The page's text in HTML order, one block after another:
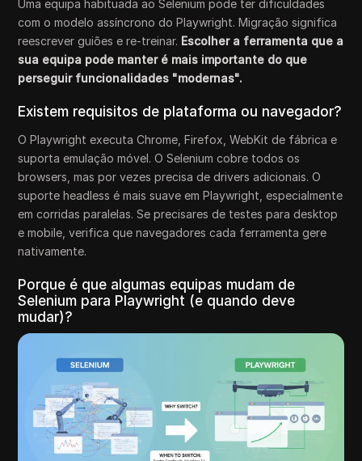
Uma equipa habituada ao Selenium pode ter dificuldades
com o modelo assíncrono do Playwright. Migração significa
reescrever guiões e re-treinar. Escolher a ferramenta que a
sua equipa pode manter é mais importante do que
perseguir funcionalidades "modernas".
Existem requisitos de plataforma ou navegador?
O Playwright executa Chrome, Firefox, WebKit de fábrica e
suporta emulação móvel. O Selenium cobre todos os
browsers, mas por vezes precisa de drivers adicionais. O
suporte headless é mais suave em Playwright, especialmente
em corridas paralelas. Se precisares de testes para desktop
e mobile, verifica que navegadores cada ferramenta gere
nativamente.
Porque é que algumas equipas mudam de
Selenium para Playwright (e quando deve
mudar)?